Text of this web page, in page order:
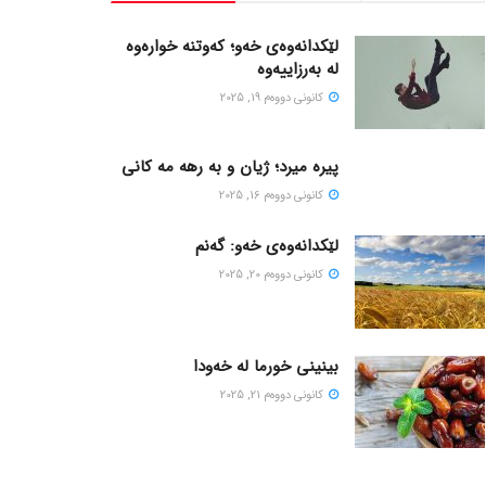
لێکدانەوەی خەو؛ کەوتنە خوارەوە
لە بەرزاییەوە
كانونی دووه‌م 19, 2025
پیره میرد؛ ژیان و به رهه مه کانی
كانونی دووه‌م 16, 2025
لێکدانەوەی خەو: گەنم
كانونی دووه‌م 20, 2025
بینینی خورما لە خەودا
كانونی دووه‌م 21, 2025